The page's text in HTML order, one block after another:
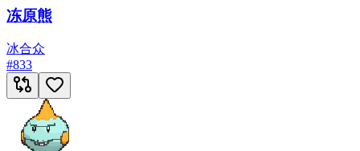
冻原熊
冰合众
#833